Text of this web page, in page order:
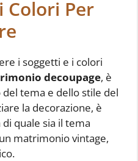
Colori Per
i soggetti e i colori
decoupage, è
tema e dello stile del
la decorazione, è
di quale sia il tema
matrimonio vintage,